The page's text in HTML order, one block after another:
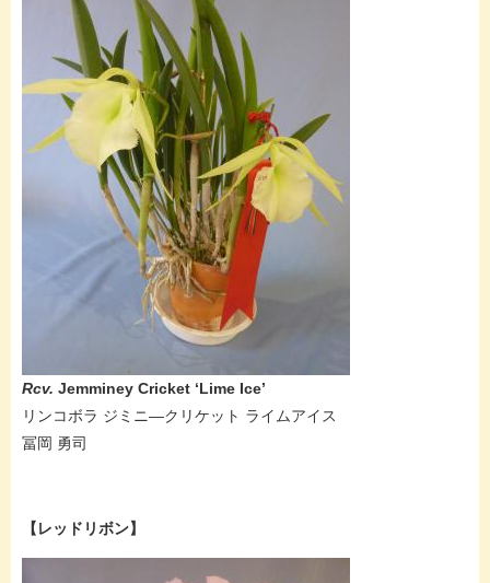
Rcv. Jemminey Cricket ‘Lime Ice’
リンコボラ ジミニ―クリケット ライムアイス
冨岡 勇司
【レッドリボン】